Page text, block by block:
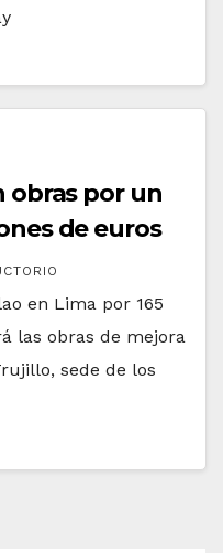
obras por un
de euros
en Lima por 165
las obras de mejora
sede de los